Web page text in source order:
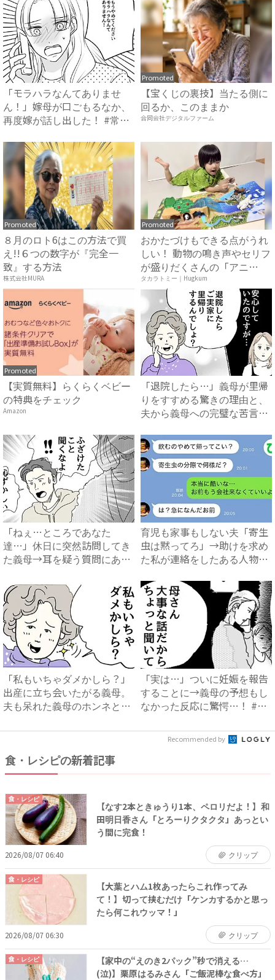
「モラハラなんてありませ
ん！」嫁母が口ごもるなか、
再度嫁が話し出した！ #常識
Promoted
【宝くじの裏技】当たる側に
回るか、このままか
合同会社デジタルファーム
Promoted
８月のロト6はこの方法で買
え!!６つの数字が『完全一
致』する方法
株式会社MURA
Promoted
おかたづけもできる点がうれ
しい！ 動物の鳴き声やセリフ
が盛りだくさんの「アニ
ア ...
タカラトミー｜Hugkum
Promoted
【実質無料】らくらくベビー
の特典をチェック
Amazon
「退院したら…」義母が里帰
りをすすめる驚きの理由と、
夫から義母への完璧な苦言
「ねぇ…ところであなた
達…」休日に突然訪問してき
た義母→耳を疑う質問にあ
育児も家事もしない夫「寄生
虫は黙ってろ」→助けを求め
た私が連絡をしたある人物と
「私もいちゃダメかしら？」
出産に立ち会いたがる義母。
夫も呆れた義母のホンネと
「実は…」ついに妊娠を報告
することに→義母の予想もし
なかった反応に驚愕…！ #
Recommended by
食・レシピの新着記事
食・レシピ
【なす2本ときゅうり1本、ペロリだよ！】和
田明日香さん「とろーりクタクタ」あっとい
う間に完食！
2026/08/07 06:40 クリップ
食・レシピ
【大葉とハム1枚あったらこれ作ってみ
て！】切って挟むだけ「ケンカするかと思っ
たら何これウッマ！」
2026/08/07 06:30 クリップ
食・レシピ
【家中の“えのき2パック”秒で消える…
(泣)】栗原はるみさん「ご飯泥棒な食べ方」